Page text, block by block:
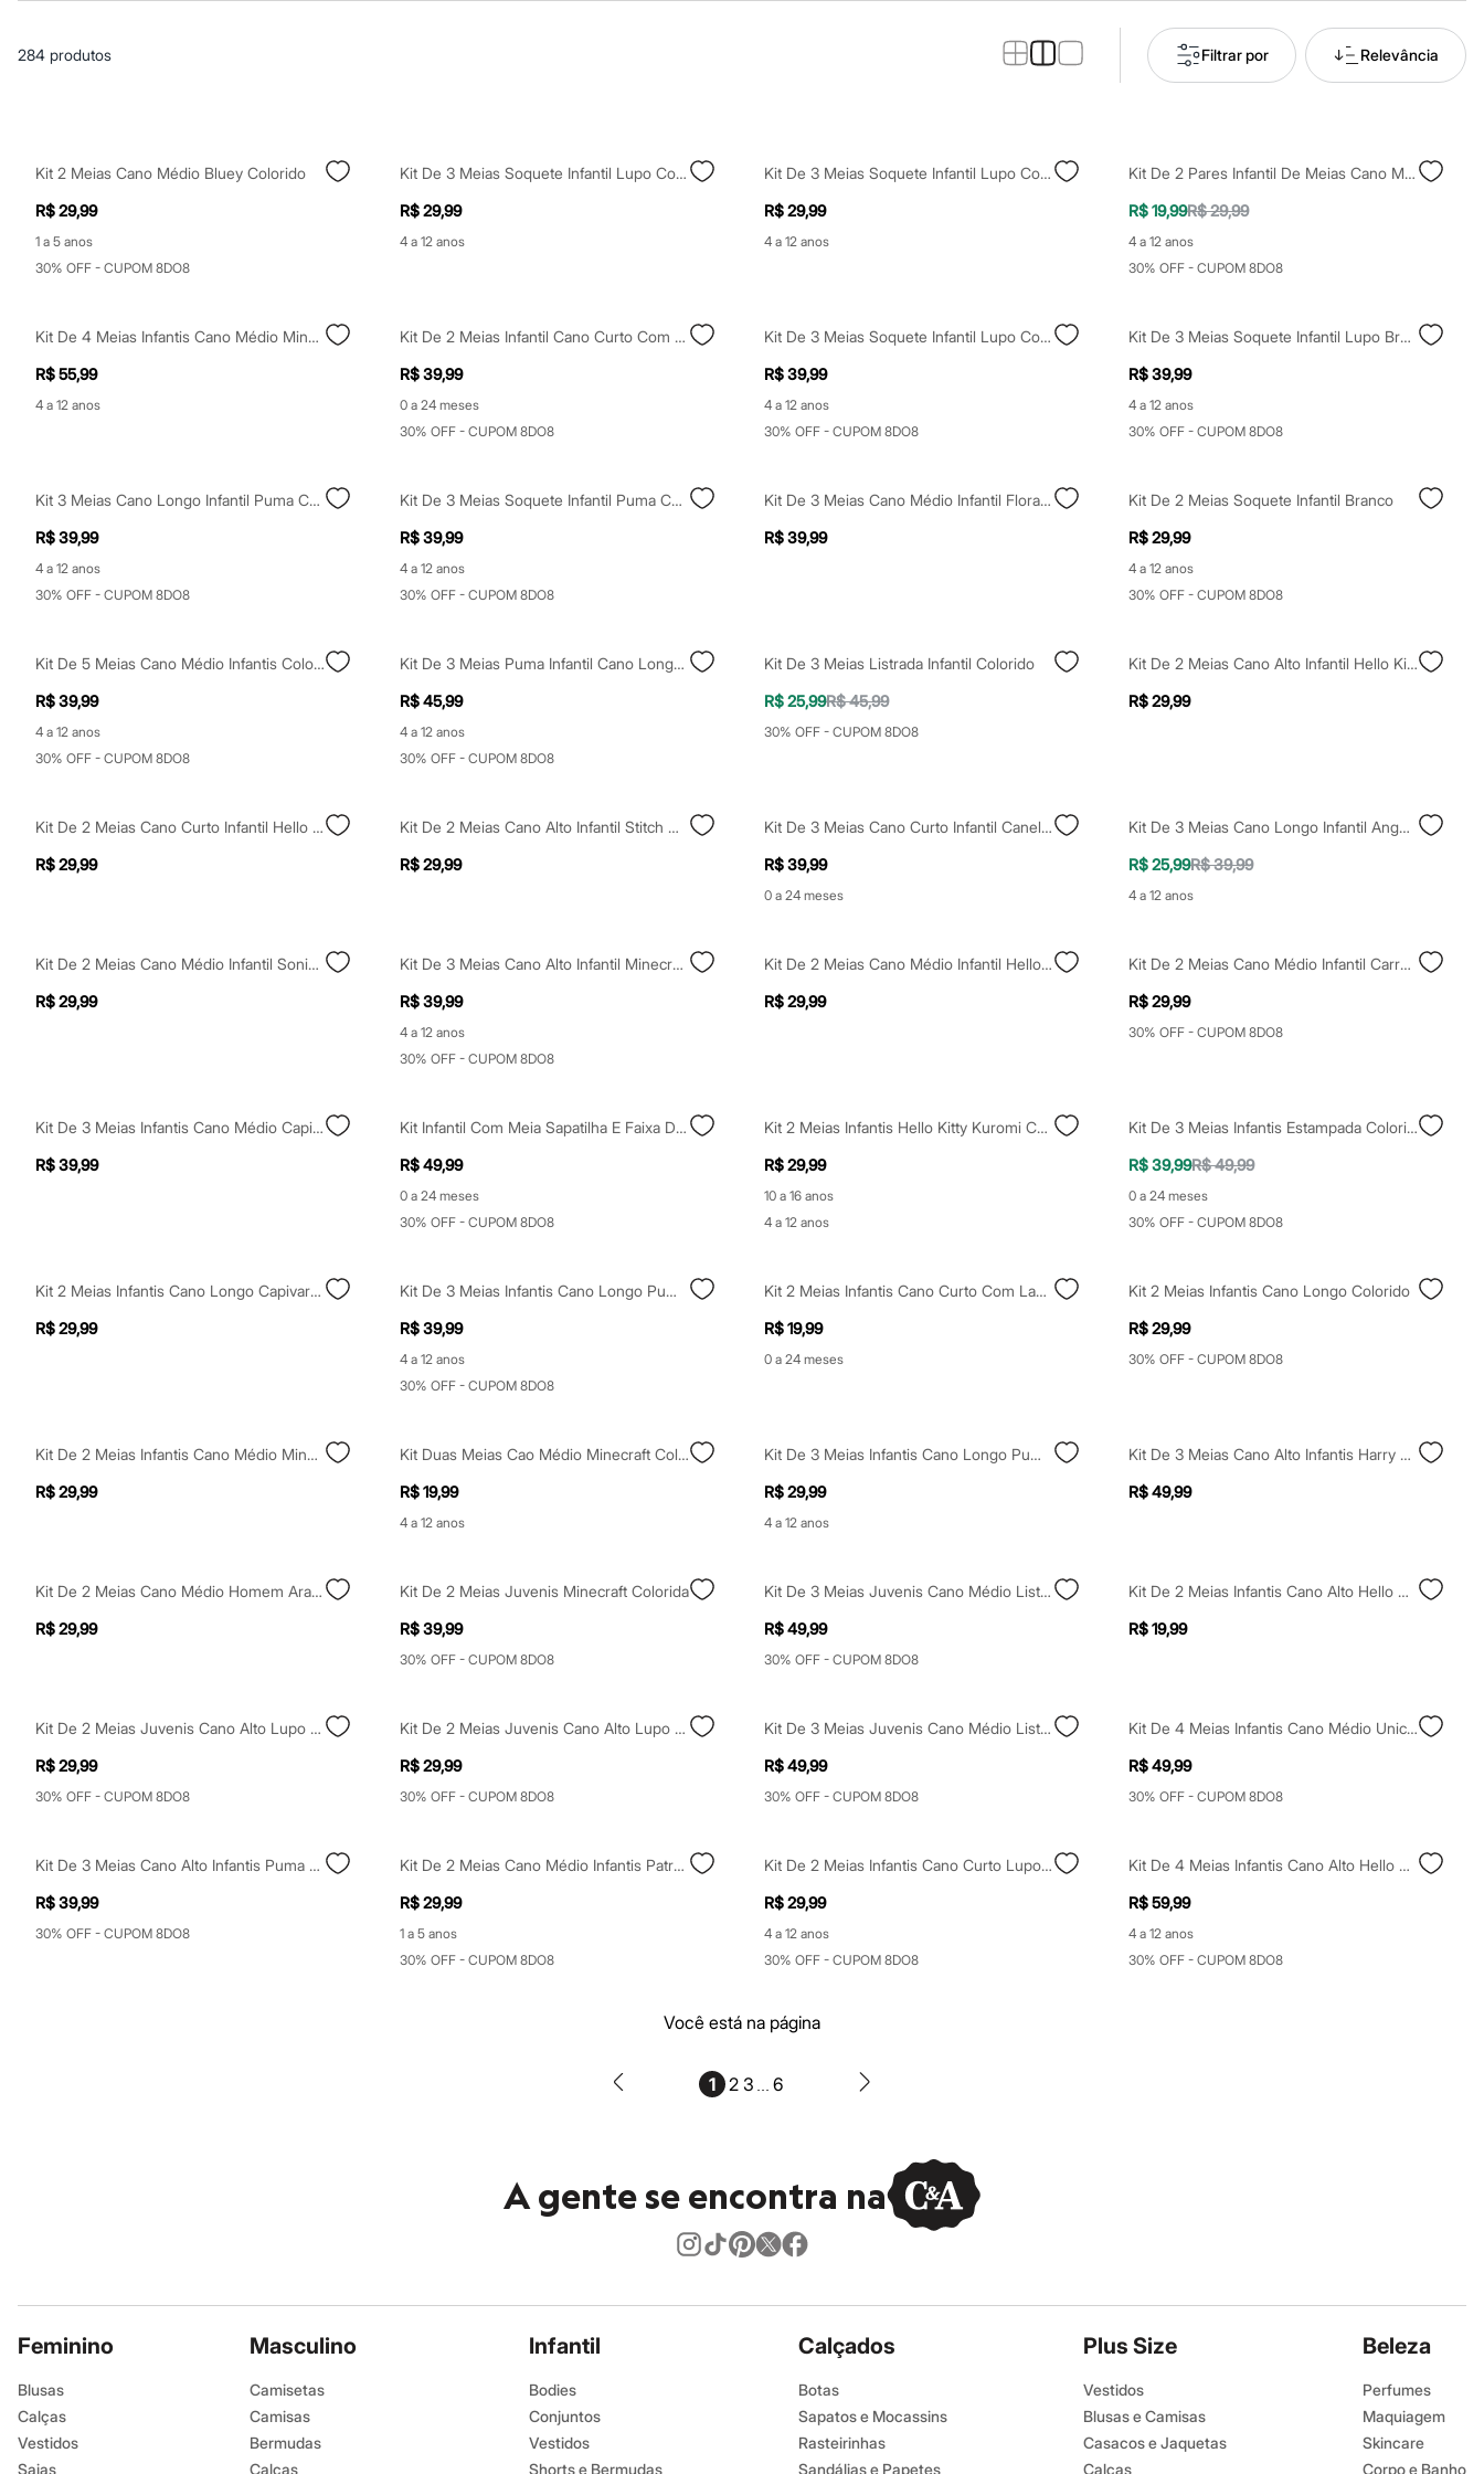
Casacos e Jaquetas
Macacões
Saias
Bonés e Chapéus
Bijoux
Cintos
Óculos
Relógios
Calçados
Sandálias
Sapatilhas
Tênis
Marcas
Yessica
Acessórios
Blusas
Leggings
Moda íntima
Cintas e Modeladores
Pijamas
Sutiãs e Tops
Maiôs
Saídas de praia
Personagens
Jeans
Shorts e Saias
Novidades
Roupas
Bermudas
Camisas
Acessórios
Bolsas e Mochilas
Chapéus e Bonés
Botas
Sapatos
Bermudas
Calças
Meias
Pijamas
Moda praia
Personagens
Calças
Camisas
Casacos e Jaquetas
Jeans
Moda esportiva
Acessórios
Recém-nascido
Bolsas e Mochilas
284 produtos Filtrar por Relevância
Kit 2 Meias Cano Médio Bluey Colorido
R$ 29,99
1 a 5 anos
30% OFF - CUPOM 8DO8
Kit De 3 Meias Soquete Infantil Lupo Colorido
R$ 29,99
4 a 12 anos
Kit De 3 Meias Soquete Infantil Lupo Colorido
R$ 29,99
4 a 12 anos
Kit De 2 Pares Infantil De Meias Cano Médio Stitch Colorido
R$ 19,99R$ 29,99
4 a 12 anos
30% OFF - CUPOM 8DO8
Kit De 4 Meias Infantis Cano Médio Minecraft Colorida
R$ 55,99
4 a 12 anos
Kit De 2 Meias Infantil Cano Curto Com Laços Colorido
R$ 39,99
0 a 24 meses
30% OFF - CUPOM 8DO8
Kit De 3 Meias Soquete Infantil Lupo Colorido
R$ 39,99
4 a 12 anos
30% OFF - CUPOM 8DO8
Kit De 3 Meias Soquete Infantil Lupo Branco
R$ 39,99
4 a 12 anos
30% OFF - CUPOM 8DO8
Kit 3 Meias Cano Longo Infantil Puma Colorido
R$ 39,99
4 a 12 anos
30% OFF - CUPOM 8DO8
Kit De 3 Meias Soquete Infantil Puma Colorido
R$ 39,99
4 a 12 anos
30% OFF - CUPOM 8DO8
Kit De 3 Meias Cano Médio Infantil Floral Colorido
R$ 39,99
Kit De 2 Meias Soquete Infantil Branco
R$ 29,99
4 a 12 anos
30% OFF - CUPOM 8DO8
Kit De 5 Meias Cano Médio Infantis Colorido
R$ 39,99
4 a 12 anos
30% OFF - CUPOM 8DO8
Kit De 3 Meias Puma Infantil Cano Longo Colorida
R$ 45,99
4 a 12 anos
30% OFF - CUPOM 8DO8
Kit De 3 Meias Listrada Infantil Colorido
R$ 25,99R$ 45,99
30% OFF - CUPOM 8DO8
Kit De 2 Meias Cano Alto Infantil Hello Kitty Colorido
R$ 29,99
Kit De 2 Meias Cano Curto Infantil Hello Kitty Colorido
R$ 29,99
Kit De 2 Meias Cano Alto Infantil Stitch Colorido
R$ 29,99
Kit De 3 Meias Cano Curto Infantil Caneladas Colorido
R$ 39,99
0 a 24 meses
Kit De 3 Meias Cano Longo Infantil Angel E Stitch Colorida
R$ 25,99R$ 39,99
4 a 12 anos
Kit De 2 Meias Cano Médio Infantil Sonic Colorido
R$ 29,99
Kit De 3 Meias Cano Alto Infantil Minecraft Colorido
R$ 39,99
4 a 12 anos
30% OFF - CUPOM 8DO8
Kit De 2 Meias Cano Médio Infantil Hello Kitty Listrado Colorido
R$ 29,99
Kit De 2 Meias Cano Médio Infantil Carros - Multicor
R$ 29,99
30% OFF - CUPOM 8DO8
Kit De 3 Meias Infantis Cano Médio Capivaras Colorido
R$ 39,99
Kit Infantil Com Meia Sapatilha E Faixa De Cabelo Off White
R$ 49,99
0 a 24 meses
30% OFF - CUPOM 8DO8
Kit 2 Meias Infantis Hello Kitty Kuromi Colorido
R$ 29,99
10 a 16 anos
4 a 12 anos
Kit De 3 Meias Infantis Estampada Colorida
R$ 39,99R$ 49,99
0 a 24 meses
30% OFF - CUPOM 8DO8
Kit 2 Meias Infantis Cano Longo Capivara Colorido
R$ 29,99
Kit De 3 Meias Infantis Cano Longo Puma 30-33 Rosa
R$ 39,99
4 a 12 anos
30% OFF - CUPOM 8DO8
Kit 2 Meias Infantis Cano Curto Com Laços Colorido
R$ 19,99
0 a 24 meses
Kit 2 Meias Infantis Cano Longo Colorido
R$ 29,99
30% OFF - CUPOM 8DO8
Kit De 2 Meias Infantis Cano Médio Minnie Rosa
R$ 29,99
Kit Duas Meias Cao Médio Minecraft Colorido
R$ 19,99
4 a 12 anos
Kit De 3 Meias Infantis Cano Longo Puma Lilás
R$ 29,99
4 a 12 anos
Kit De 3 Meias Cano Alto Infantis Harry Potter Colorido
R$ 49,99
Kit De 2 Meias Cano Médio Homem Aranha Colorido
R$ 29,99
Kit De 2 Meias Juvenis Minecraft Colorida
R$ 39,99
30% OFF - CUPOM 8DO8
Kit De 3 Meias Juvenis Cano Médio Listrada Lupo Colorida
R$ 49,99
30% OFF - CUPOM 8DO8
Kit De 2 Meias Infantis Cano Alto Hello Kitty Colorido
R$ 19,99
Kit De 2 Meias Juvenis Cano Alto Lupo Preta
R$ 29,99
30% OFF - CUPOM 8DO8
Kit De 2 Meias Juvenis Cano Alto Lupo Branca
R$ 29,99
30% OFF - CUPOM 8DO8
Kit De 3 Meias Juvenis Cano Médio Listrada Lupo Colorida
R$ 49,99
30% OFF - CUPOM 8DO8
Kit De 4 Meias Infantis Cano Médio Unicórnio Colorida
R$ 49,99
30% OFF - CUPOM 8DO8
Kit De 3 Meias Cano Alto Infantis Puma Colorido
R$ 39,99
30% OFF - CUPOM 8DO8
Kit De 2 Meias Cano Médio Infantis Patrulha Canina Listradas Colorido
R$ 29,99
1 a 5 anos
30% OFF - CUPOM 8DO8
Kit De 2 Meias Infantis Cano Curto Lupo Branco
R$ 29,99
4 a 12 anos
30% OFF - CUPOM 8DO8
Kit De 4 Meias Infantis Cano Alto Hello Kitty E Amigos Colorida
R$ 59,99
4 a 12 anos
30% OFF - CUPOM 8DO8
Você está na página
1 2 3 ... 6
A gente se encontra na
Feminino
Blusas
Calças
Vestidos
Saias
Masculino
Camisetas
Camisas
Bermudas
Calças
Infantil
Bodies
Conjuntos
Vestidos
Shorts e Bermudas
Calçados
Botas
Sapatos e Mocassins
Rasteirinhas
Sandálias e Papetes
Plus Size
Vestidos
Blusas e Camisas
Casacos e Jaquetas
Calças
Beleza
Perfumes
Maquiagem
Skincare
Corpo e Banho